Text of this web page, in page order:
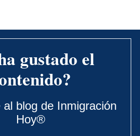
gustado el
blog de Inmigración
Hoy®